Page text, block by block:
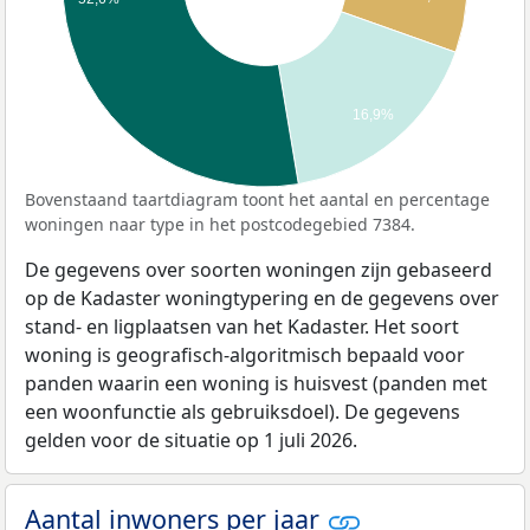
16,9%
Bovenstaand taartdiagram toont het aantal en percentage
woningen naar type in het postcodegebied 7384.
De gegevens over soorten woningen zijn gebaseerd
op de Kadaster woningtypering en de gegevens over
stand- en ligplaatsen van het Kadaster. Het soort
woning is geografisch-algoritmisch bepaald voor
panden waarin een woning is huisvest (panden met
een woonfunctie als gebruiksdoel). De gegevens
gelden voor de situatie op 1 juli 2026.
Aantal inwoners per jaar